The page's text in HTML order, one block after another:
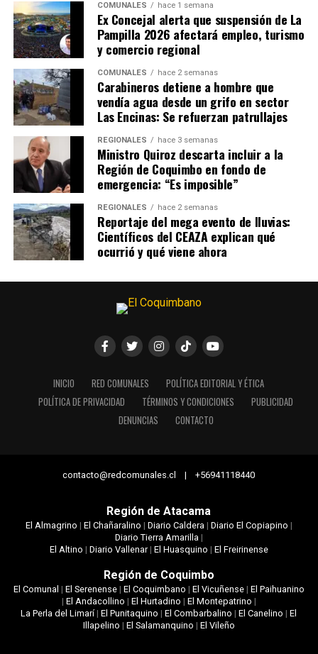
COMUNALES hace 1 semana
Ex Concejal alerta que suspensión de La
Pampilla 2026 afectará empleo, turismo
y comercio regional
COMUNALES hace 2 semanas
Carabineros detiene a hombre que
vendía agua desde un grifo en sector
Las Encinas: Se refuerzan patrullajes
REGIONALES hace 3 semanas
Ministro Quiroz descarta incluir a la
Región de Coquimbo en fondo de
emergencia: “Es imposible”
REGIONALES hace 2 semanas
Reportaje del mega evento de lluvias:
Científicos del CEAZA explican qué
ocurrió y qué viene ahora
INICIO RED COMUNALES
POLÍTICA EDITORIAL Y ÉTICA
POLÍTICA DE PRIVACIDAD
TÉRMINOS Y CONDICIONES
PUBLICIDAD
DENUNCIAS
CONTACTO
contacto@redcomunales.cl | +56941118440
Región de Atacama
El Almagrino | El Chañaralino | Diario Caldera| Diario El Copiapino |
Diario Tierra Amarilla|
El Altino | Diario Vallenar| El Huasquino | El Freirinense
Región de Coquimbo
El Comunal | El Serenense| El Coquimbano | El Vicuñense| El Paihuanino
| El Andacollino | El Hurtadino | El Montepatrino |
La Perla del Limarí|El Punitaquino |El Combarbalino |El Canelino |El
Illapelino | El Salamanquino | El Vileño